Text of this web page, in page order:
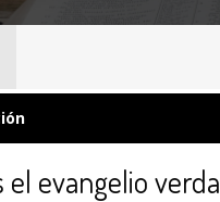
el evangelio